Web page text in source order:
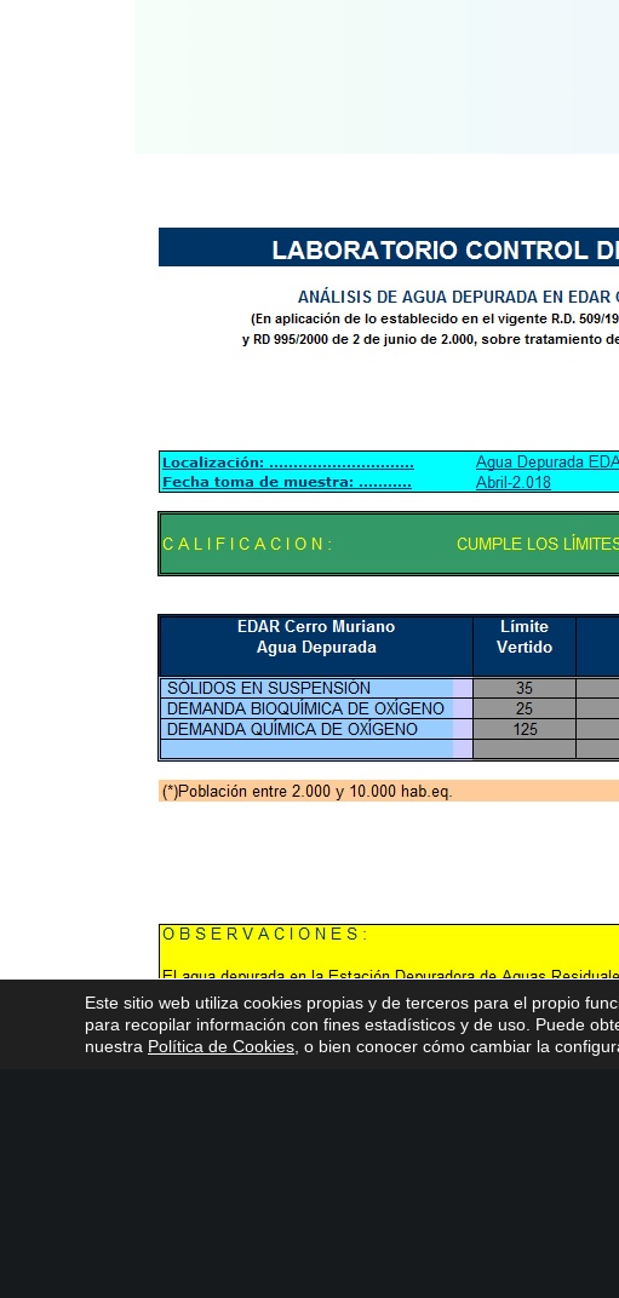
Este sitio web utiliza cookies propias y de terceros para el propio
para recopilar información con fines estadísticos y de uso. Puede
nuestra Política de Cookies , o bien conocer cómo cambiar la